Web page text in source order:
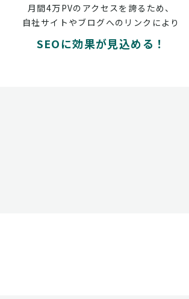
月間4万PVのアクセスを誇るため、
自社サイトやブログへのリンクにより
SEOに効果が見込める！